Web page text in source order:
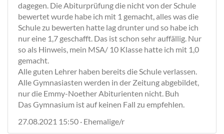
dagegen. Die Abiturprüfung die nicht von der Schule
bewertet wurde habe ich mit 1 gemacht, alles was die
Schule zu bewerten hatte lag drunter und so habe ich
nur eine 1,7 geschafft. Das ist schon sehr auffällig. Nur
so als Hinweis, mein MSA/ 10 Klasse hatte ich mit 1,0
gemacht.
Alle guten Lehrer haben bereits die Schule verlassen.
Alle Gymnasiasten werden in der Zeitung abgebildet,
nur die Emmy-Noether Abiturienten nicht. Buh
Das Gymnasium ist auf keinen Fall zu empfehlen.
27.08.2021 15:50 · Ehemalige/r